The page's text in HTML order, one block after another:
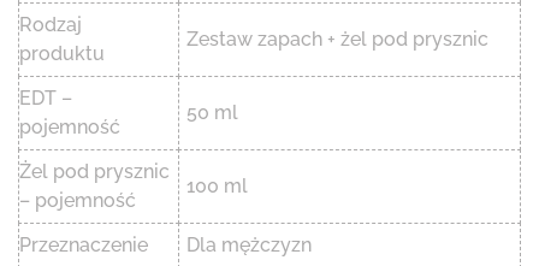
Rodzaj
produktu
Zestaw zapach + żel pod prysznic
EDT –
pojemność
50 ml
Żel pod prysznic
– pojemność
100 ml
Przeznaczenie Dla mężczyzn